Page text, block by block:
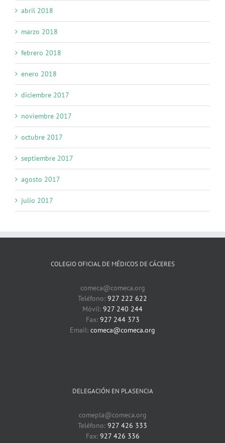
abril 2018
marzo 2018
febrero 2018
enero 2018
diciembre 2017
noviembre 2017
octubre 2017
septiembre 2017
agosto 2017
julio 2017
COLEGIO OFICIAL DE MÉDICOS DE CÁCERES
comeca@comeca.org
Teléfono: 927 222 622
Móvil: 927 240 244
Fax: 927 244 373
Email: comeca@comeca.org
DELEGACIÓN EN PLASENCIA
comepla@comeca.org
Teléfono: 927 426 333
Fax: 927 426 336